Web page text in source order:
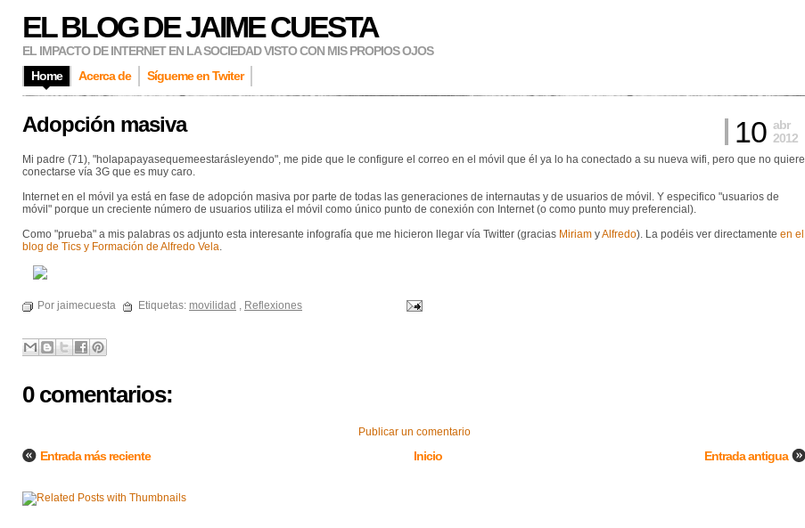
EL BLOG DE JAIME CUESTA
EL IMPACTO DE INTERNET EN LA SOCIEDAD VISTO CON MIS PROPIOS OJOS
Home
Acerca de Sígueme en Twiter
Adopción masiva 10 abr
2012
Mi padre (71), "holapapayasequemeestarásleyendo", me pide que le configure el correo en el móvil que él ya lo ha conectado a su nueva wifi, pero que no quiere
conectarse vía 3G que es muy caro.
Internet en el móvil ya está en fase de adopción masiva por parte de todas las generaciones de internautas y de usuarios de móvil. Y especifico "usuarios de
móvil" porque un creciente número de usuarios utiliza el móvil como único punto de conexión con Internet (o como punto muy preferencial).
Como "prueba" a mis palabras os adjunto esta interesante infografía que me hicieron llegar vía Twitter (gracias Miriam yAlfredo). La podéis ver directamente en el
blog de Tics y Formación de Alfredo Vela.
Por jaimecuesta Etiquetas: movilidad , Reflexiones
0 comentarios:
Publicar un comentario
Entrada más reciente Entrada antigua
Inicio